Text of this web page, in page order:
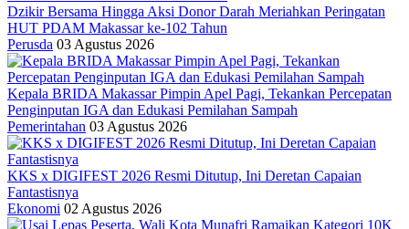
Dzikir Bersama Hingga Aksi Donor Darah Meriahkan Peringatan
HUT PDAM Makassar ke-102 Tahun
Perusda 03 Agustus 2026
Kepala BRIDA Makassar Pimpin Apel Pagi, Tekankan Percepatan
Penginputan IGA dan Edukasi Pemilahan Sampah
Pemerintahan 03 Agustus 2026
KKS x DIGIFEST 2026 Resmi Ditutup, Ini Deretan Capaian
Fantastisnya
Ekonomi 02 Agustus 2026